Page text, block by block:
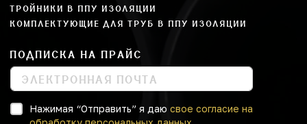
ТРОЙНИКИ В ППУ ИЗОЛЯЦИИ
КОМПЛЕКТУЮЩИЕ ДЛЯ ТРУБ В ППУ ИЗОЛЯЦИИ
ПОДПИСКА НА ПРАЙС
Нажимая “Отправить” я даю свое согласие на